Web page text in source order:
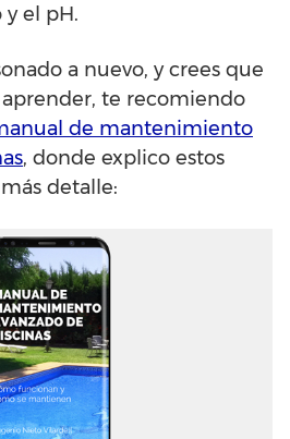
el pH.
a nuevo, y crees que
te recomiendo
de mantenimiento
, donde explico estos
detalle: